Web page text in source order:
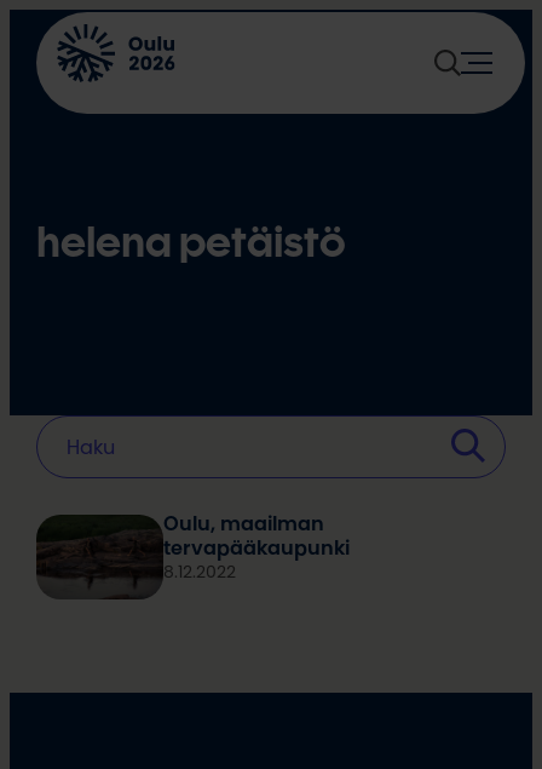
Siirry
sisältöön
helena petäistö
Oulu, maailman
tervapääkaupunki
8.12.2022